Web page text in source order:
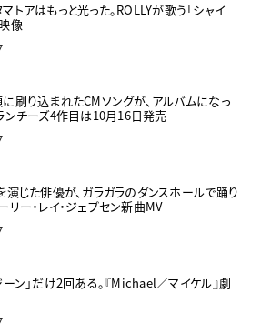
トアはもっと光った。ROLLYが歌う「シャイ
像
刷り込まれたCMソングが、アルバムになっ
ンチーズ4作目は10月16日発売
演じた俳優が、ガラガラのダンスホールで踊り
リー・レイ・ジェプセン新曲MV
ーン」だけ2回ある。『Michael／マイケル』劇